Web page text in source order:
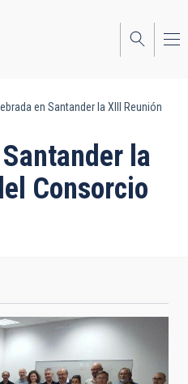
en Santander la XIII Reunión
la
Consorcio